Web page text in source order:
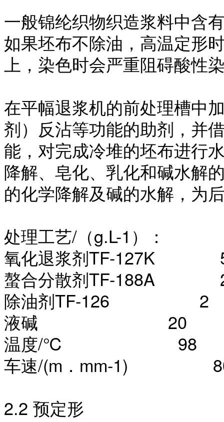
一般锦纶织物织造浆料中含
如果坯布不除油，高温定形
上，染色时会严重阻碍酸性
在平幅退浆机的前处理槽中
剂）反沾等功能的助剂，并
能，对完成冷堆的坯布进行
降解、皂化、乳化和碱水解
的化学降解及碱的水解，为
处理工艺/（g.L-1）：
氧化退浆剂TF-127K
螯合分散剂TF-188A
除油剂TF-126 2
液碱 20
温度/℃ 98
车速/(m．mm-1)
2.2 预定形